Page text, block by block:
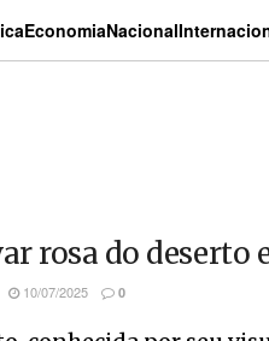
EconomiaNacional
rosa do deserto
10/07/2025 0